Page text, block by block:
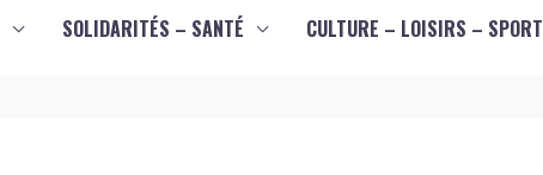
SOLIDARITÉS – SANTÉ CULTURE – LOISIRS – SPORT